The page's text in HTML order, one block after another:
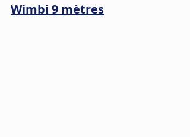
Wimbi 9 mètres